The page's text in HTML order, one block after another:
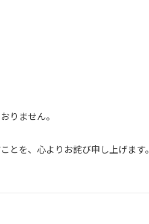
りません。
とを、心よりお詫び申し上げます。